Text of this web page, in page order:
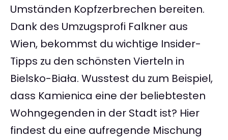
Umständen Kopfzerbrechen bereiten.
Dank des Umzugsprofi Falkner aus
Wien, bekommst du wichtige Insider-
Tipps zu den schönsten Vierteln in
Bielsko-Biała. Wusstest du zum Beispiel,
dass Kamienica eine der beliebtesten
Wohngegenden in der Stadt ist? Hier
findest du eine aufregende Mischung